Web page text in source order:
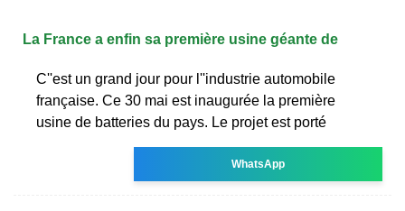
La France a enfin sa première usine géante de
C''est un grand jour pour l''industrie automobile
française. Ce 30 mai est inaugurée la première
usine de batteries du pays. Le projet est porté
WhatsApp